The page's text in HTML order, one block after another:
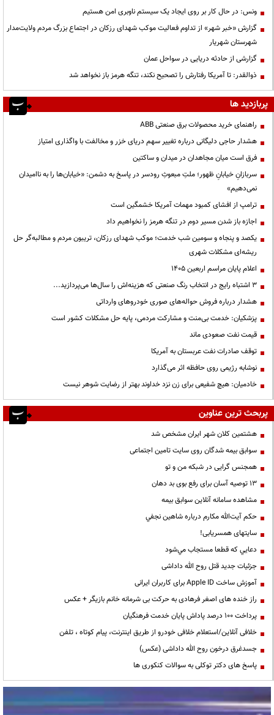
ونس: در حال کار بر روی ایجاد یک سیستم ناوبری امن هستیم
گزارش «خبر شهر» از تداوم فعالیت موکب شهدای رزکان در اجتماع بزرگ مردم ولایت‌مدار
شهرستان شهریار
گزارشی از حادثه دریایی در سواحل عمان
ذوالقدر: تا آمریکا رفتارش را تصحیح نکند، تنگه هرمز باز نخواهد شد
پربازدید ها
راهنمای خرید محصولات برق صنعتی ABB
هشدار حاجی دلیگانی درباره تغییر سهم دریای خزر و مخالفت با واگذاری امتیاز
فرق است میان مجاهدان در میدان و ساکتین
سربازانِ خیابانِ ظهور؛ ملتِ مبعوثِ رودسر در پاسخ به دشمن: «خیابان‌ها را به ناامیدان
نمی‌دهیم»
ترامپ از افشای کمبود مهمات آمریکا خشمگین است
اجازه باز شدن مسیر دوم در تنگه هرمز را نخواهیم داد
یکصد و پنجاه و سومین شب خدمت؛ موکب شهدای رزکان، تریبون مردم و مطالبه‌گر حل
ریشه‌ای مشکلات شهری
اعلام پایان مراسم اربعین ۱۴۰۵
3 اشتباه رایج در انتخاب رنگ صنعتی که هزینه‌اش را سال‌ها می‌پردازید...
هشدار درباره فروش حواله‌های صوری خودروهای وارداتی
پزشکیان: خدمت بی‌منت و مشارکت مردمی، پایه حل مشکلات کشور است
قیمت نفت صعودی ماند
توقف صادرات نفت عربستان به آمریکا
نوشابه رژیمی روی حافظه اثر می‌گذارد
خادمیان: هیچ شفیعی برای زن نزد خداوند بهتر از رضایت شوهر نیست
پربحث ترین عناوین
هشتمین کلان شهر ایران مشخص شد
سوابق بیمه شدگان روی سایت تامین اجتماعی
همجنس گرایی در شبکه من و تو
13 توصیه آسان برای رفع بوی بد دهان
مشاهده سامانه آنلاين سوابق بیمه
حكم آيت‌الله مكارم درباره شاهين نجفي
سایتهای همسریابی!
دعايي كه قطعا مستجاب مي‌شود
جزئیات جدید قتل روح الله داداشی
آموزش ساخت Apple ID برای کاربران ایرانی
راز خنده های اصغر فرهادی به حرکت بی شرمانه خانم بازیگر + عکس
پرداخت ۱۰۰ درصد پاداش پایان خدمت فرهنگیان
خلافی آنلاین/استعلام خلافی خودرو از طریق اینترنت، پیام کوتاه ، تلفن
جسدغرق درخون روح الله داداشی (عکس)
پاسخ های دکتر توکلی به سوالات کنکوری ها